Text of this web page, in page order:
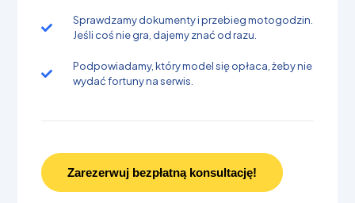
Sprawdzamy dokumenty i przebieg motogodzin.
Jeśli coś nie gra, dajemy znać od razu.
Podpowiadamy, który model się opłaca, żeby nie
wydać fortuny na serwis.
Zarezerwuj bezpłatną konsultację!